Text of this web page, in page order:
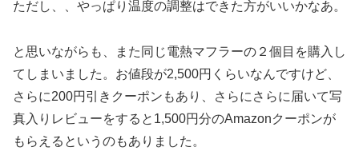
ただし、、やっぱり温度の調整はできた方がいいかなあ。
と思いながらも、また同じ電熱マフラーの２個目を購入し
てしまいました。お値段が2,500円くらいなんですけど、
さらに200円引きクーポンもあり、さらにさらに届いて写
真入りレビューをすると1,500円分のAmazonクーポンが
もらえるというのもありました。